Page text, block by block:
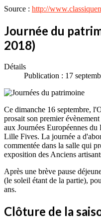
Source : http://
Journée du
2018)
Détails
Publication : 17
Ce dimanche 16 septembre,
prosait son premier
aux Journées Européennes
Lille Fives. La journée a
commentée dans la salle qui
exposition des Anciens
Après une brève pause
(le soleil étant de la partie),
ans.
Clôture de la